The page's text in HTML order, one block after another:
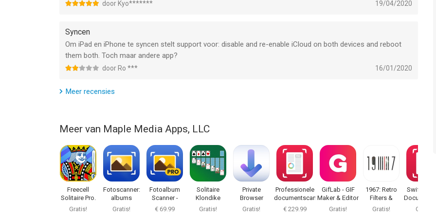
Calendar All-In-One Planner van Maple Media Apps, LLC is een app voor iPhone, iPad en iPod touch met iOS
versie 15.6 of hoger, geschikt bevonden voor gebruikers met leeftijden vanaf
door Kyo******* 19/04/2020
Syncen
Om iPad en iPhone te syncen stelt support voor: disable and re-enable iCloud on both devices and reboot
them both. Toch maar andere app?
door Ro *** 16/01/2020
Meer recensies
Meer van Maple Media Apps, LLC
Freecell
Solitaire Pro.
Gratis!
Fotoscanner:
albums
scannen
Gratis!
Fotoalbum
Scanner -
Unfade Pro
€ 69.99
Solitaire
Klondike
Classic.
Gratis!
Private
Browser
Deluxe
Gratis!
Professionele
documentscanner
€ 229.99
GifLab - GIF
Maker & Editor
Gratis!
1967: Retro
Filters &
Effects
Gratis!
SwiftScan
Gratis!